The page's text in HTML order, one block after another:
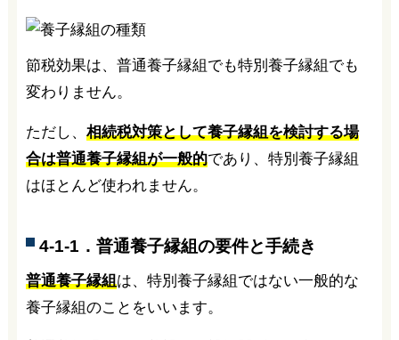
節税効果は、普通養子縁組でも特別養子縁組でも
変わりません。
ただし、 相続税対策として養子縁組を検討する場
合は普通養子縁組が一般的であり、特別養子縁組
はほとんど使われません。
4-1-1．普通養子縁組の要件と手続き
普通養子縁組は、特別養子縁組ではない一般的な
養子縁組のことをいいます。